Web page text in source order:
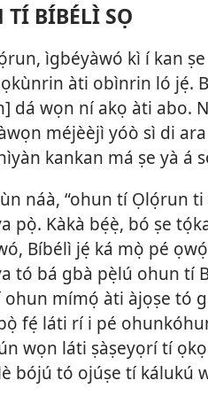
TÍ BÍBÉLÌ SỌ
ìgbéyàwó kì í kan
àti obìnrin ló jẹ́.
dá wọn ní akọ àti abo.
méjèèjì yóò sì di ara
kankan má ṣe yà á
náà, “ohun tí Ọlọ́run
pọ̀. Kàkà bẹ́ẹ̀, bó ṣe
Bíbélì jẹ́ ká mọ̀ pé
tó bá gbà pẹ̀lú ohun tí
ohun mímọ́ àti àjọṣe tó
fẹ́ láti rí i pé
wọn láti ṣàṣeyọrí tí
bójú tó ojúṣe tí kálukú